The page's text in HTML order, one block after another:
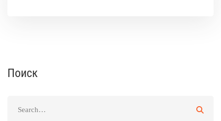
Поиск